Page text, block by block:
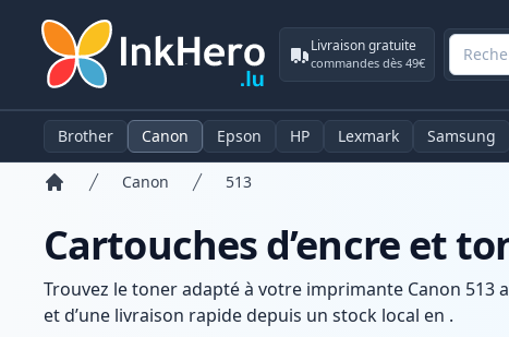
Livraison gratuite
commandes dès 49€
Brother Canon Epson HP Lexmark Samsung
Canon 513
Cartouches d’encre et
Trouvez le toner adapté à votre imprimante Canon 513
et d’une livraison rapide depuis un stock local en .